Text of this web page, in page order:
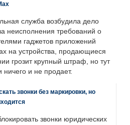
служба возбудила дело
неисполнения требований о
гаджетов приложений
на устройства, продающиеся
грозит крупный штраф, но тут
и не продает.
звонки без маркировки, но
звонки юридических